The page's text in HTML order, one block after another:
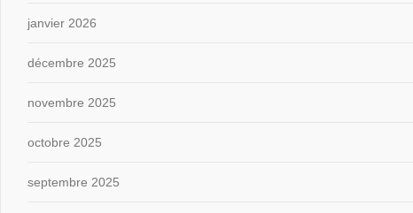
janvier 2026
décembre 2025
novembre 2025
octobre 2025
septembre 2025